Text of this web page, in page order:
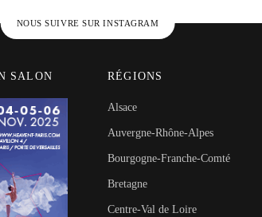
NOUS SUIVRE SUR INSTAGRAM
SALON RÉGIONS
Alsace
Auvergne-Rhône-Alpes
Bourgogne-Franche-Comté
Bretagne
Centre-Val de Loire